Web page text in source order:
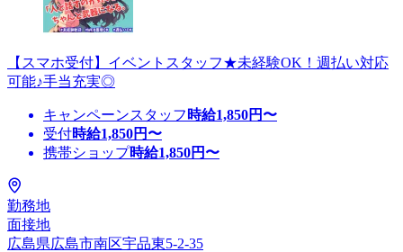
【スマホ受付】イベントスタッフ★未経験OK！週払い対応
可能♪手当充実◎
キャンペーンスタッフ 時給1,850円〜
受付時給1,850円〜
携帯ショップ時給1,850円〜
勤務地
面接地
広島県広島市南区宇品東5-2-35